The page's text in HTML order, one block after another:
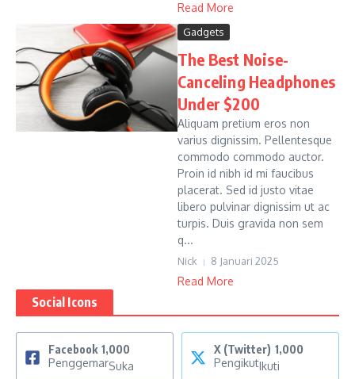
Read More
Gadgets
The Best Noise-
Canceling Headphones
Under $200
Aliquam pretium eros non
varius dignissim. Pellentesque
commodo commodo auctor.
Proin id nibh id mi faucibus
placerat. Sed id justo vitae
libero pulvinar dignissim ut ac
turpis. Duis gravida non sem
q...
Nick 8 Januari 2025
Read More
Social Icons
Facebook 1,000
PenggemarSuka
X (Twitter) 1,000
PengikutIkuti